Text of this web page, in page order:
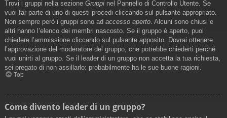
Trovi i gruppi nella sezione Gruppi nel Pannello di Controllo Utente. Se
vuoi far parte di uno di questi procedi cliccando sul pulsante appropriato.
Non sempre però i gruppi sono ad accesso aperto. Alcuni sono chiusi e
altri hanno l’elenco dei membri nascosto. Se il gruppo è aperto, puoi
chiedere l’ammissione cliccando sul pulsante apposito. Dovrai ottenere
l’approvazione del moderatore del gruppo, che potrebbe chiederti perché
vuoi unirti al gruppo. Se il leader di un gruppo non accetta la tua richiesta,
sei pregato di non assillarlo: probabilmente ha le sue buone ragioni.
Top
Come divento leader di un gruppo?